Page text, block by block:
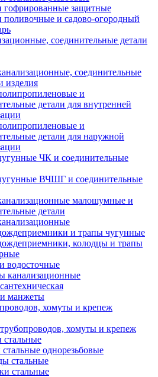
защитные
и садово-огородный
соединительные детали
соединительные
изделия
и
детали для внутренней
и
детали для наружной
ЧК и соединительные
ВЧШГ и соединительные
малошумные и
детали
и трапы чугунные
колодцы и трапы
водосточные
канализационные
манжеты
хомуты и крепеж
хомуты и крепеж
однорезьбовые
стальные
стальные